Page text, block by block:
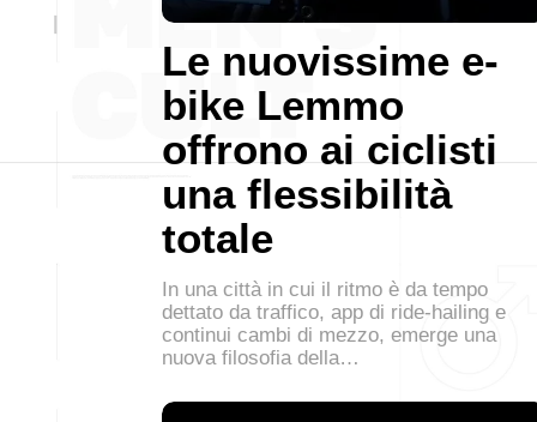
Le nuovissime e-
bike Lemmo
offrono ai ciclisti
una flessibilità
totale
In una città in cui il ritmo è da tempo
dettato da traffico, app di ride-hailing e
continui cambi di mezzo, emerge una
nuova filosofia della…